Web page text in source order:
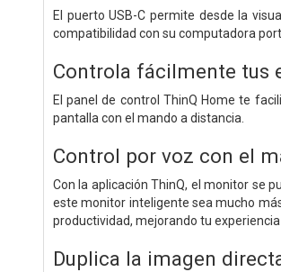
El puerto USB-C permite desde la
compatibilidad con su computadora
Controla fácilmente tus
El panel de control ThinQ Home te
pantalla con el mando a distancia.
Control por voz con el
Con la aplicación ThinQ, el monitor se
este monitor inteligente sea mucho
productividad, mejorando tu
Duplica la imagen